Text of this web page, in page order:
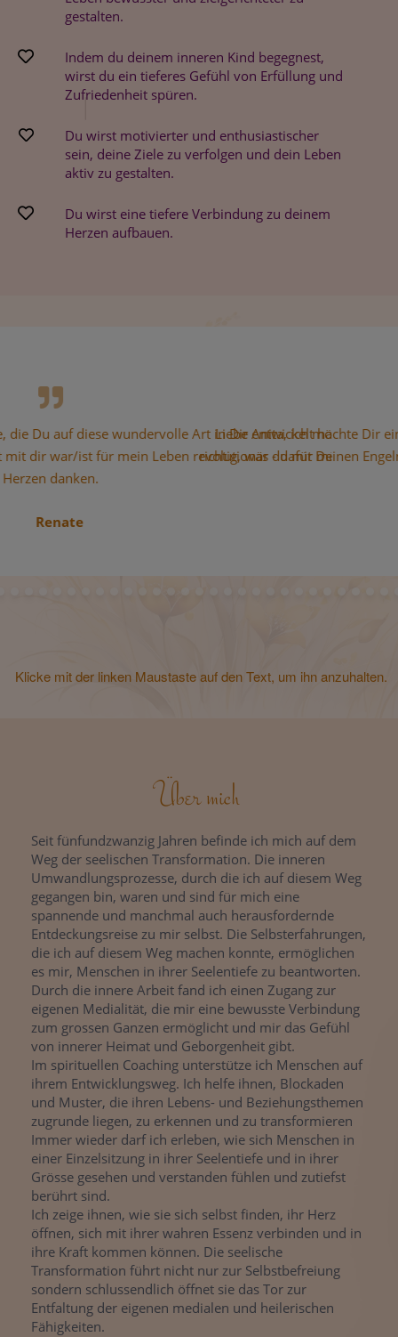
gestalten.
Indem du deinem inneren Kind begegnest,
wirst du ein tieferes Gefühl von Erfüllung und
Zufriedenheit spüren.
Du wirst motivierter und enthusiastischer
sein, deine Ziele zu verfolgen und dein Leben
aktiv zu gestalten.
Du wirst eine tiefere Verbindung zu deinem
Herzen aufbauen.
Herzen Danke sagen, für all das Grossartige, was Du
bei uns. Und dann gebt ihr uns so viel Hilfen, DANKE
DAS SUPER MIT UNS!!!!!!!!!!!!!!!!!!!!!!!!!!!!!!!!!!!!!!!!!!!!!!!!!!!!!!!!!!!!
Ich
zutiefst
Klicke mit der linken Maustaste auf den Text, um ihn anzuhalten.
Über mich
Seit fünfundzwanzig Jahren befinde ich mich auf dem
Weg der seelischen Transformation. Die inneren
Umwandlungsprozesse, durch die ich auf diesem Weg
gegangen bin, waren und sind für mich eine
spannende und manchmal auch herausfordernde
Entdeckungsreise zu mir selbst. Die Selbsterfahrungen,
die ich auf diesem Weg machen konnte, ermöglichen
es mir, Menschen in ihrer Seelentiefe zu beantworten.
Durch die innere Arbeit fand ich einen Zugang zur
eigenen Medialität, die mir eine bewusste Verbindung
zum grossen Ganzen ermöglicht und mir das Gefühl
von innerer Heimat und Geborgenheit gibt.
Im spirituellen Coaching unterstütze ich Menschen auf
ihrem Entwicklungsweg. Ich helfe ihnen, Blockaden
und Muster, die ihren Lebens- und Beziehungsthemen
zugrunde liegen, zu erkennen und zu transformieren
Immer wieder darf ich erleben, wie sich Menschen in
einer Einzelsitzung in ihrer Seelentiefe und in ihrer
Grösse gesehen und verstanden fühlen und zutiefst
berührt sind.
Ich zeige ihnen, wie sie sich selbst finden, ihr Herz
öffnen, sich mit ihrer wahren Essenz verbinden und in
ihre Kraft kommen können. Die seelische
Transformation führt nicht nur zur Selbstbefreiung
sondern schlussendlich öffnet sie das Tor zur
Entfaltung der eigenen medialen und heilerischen
Fähigkeiten.